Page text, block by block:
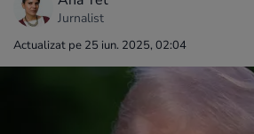
Jurnalist
Actualizat pe 25 iun. 2025, 02:04